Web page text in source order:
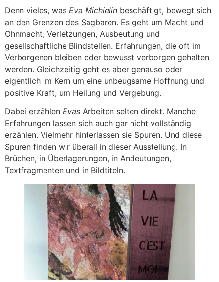
Denn vieles, was Eva Michielin beschäftigt, bewegt sich
an den Grenzen des Sagbaren. Es geht um Macht und
Ohnmacht, Verletzungen, Ausbeutung und
gesellschaftliche Blindstellen. Erfahrungen, die oft im
Verborgenen bleiben oder bewusst verborgen gehalten
werden. Gleichzeitig geht es aber genauso oder
eigentlich im Kern um eine unbeugsame Hoffnung und
positive Kraft, um Heilung und Vergebung.
Dabei erzählen Evas Arbeiten selten direkt. Manche
Erfahrungen lassen sich auch gar nicht vollständig
erzählen. Vielmehr hinterlassen sie Spuren. Und diese
Spuren finden wir überall in dieser Ausstellung. In
Brüchen, in Überlagerungen, in Andeutungen,
Textfragmenten und in Bildtiteln.